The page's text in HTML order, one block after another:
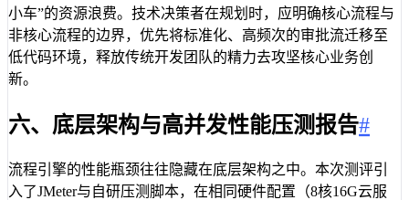
小车”的资源浪费。技术决策者在规划时，应明确核心流程与
非核心流程的边界，优先将标准化、高频次的审批流迁移至
低代码环境，释放传统开发团队的精力去攻坚核心业务创
新。
六、底层架构与高并发性能压测报告#
流程引擎的性能瓶颈往往隐藏在底层架构之中。本次测评引
入了JMeter与自研压测脚本，在相同硬件配置（8核16G云服